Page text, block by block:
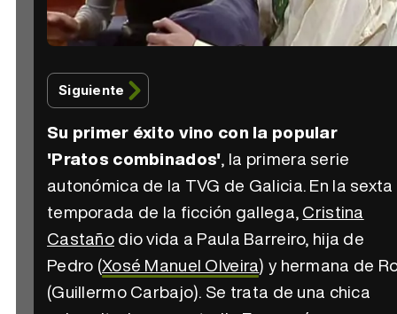
Siguiente
Su primer éxito vino con la popular
'Pratos combinados', la primera serie
autonómica de la TVG de Galicia. En la sexta
temporada de la ficción gallega,Cristina
Castañodio vida a Paula Barreiro, hija de
Pedro (Xosé Manuel Olveira) y hermana de
(Guillermo Carbajo). Se trata de una chica